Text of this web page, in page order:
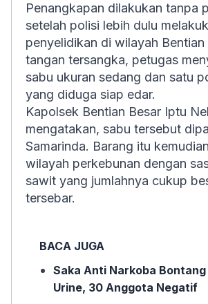
Penangkapan dilakukan tanpa
setelah polisi lebih dulu
penyelidikan di wilayah Bentian
tangan tersangka, petugas
sabu ukuran sedang dan satu
yang diduga siap edar.
Kapolsek Bentian Besar Iptu
mengatakan, sabu tersebut
Samarinda. Barang itu
wilayah perkebunan dengan
sawit yang jumlahnya cukup
tersebar.
BACA JUGA
Saka Anti Narkoba
Urine, 30 Anggota Negatif